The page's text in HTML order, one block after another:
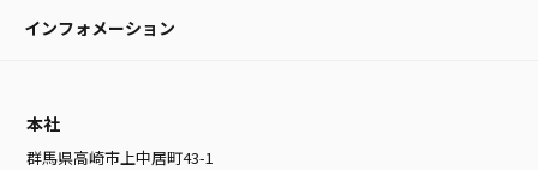
インフォメーション
本社
群馬県高崎市上中居町43-1